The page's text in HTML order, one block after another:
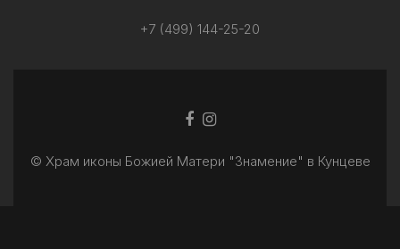
+7 (499) 144-25-20
Facebook
Ссылка
© Храм иконы Божией Матери "Знамение" в Кунцеве